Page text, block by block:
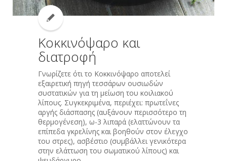
Κοκκινόψαρο και
διατροφή
Γνωρίζετε ότι το Κοκκινόψαρο αποτελεί
εξαιρετική πηγή τεσσάρων ουσιωδών
συστατικών για τη μείωση του κοιλιακού
λίπους. Συγκεκριμένα, περιέχει: πρωτεΐνες
αργής διάσπασης (αυξάνουν περισσότερο τη
θερμογένεση), ω-3 λιπαρά (ελαττώνουν τα
επίπεδα γκρελίνης και βοηθούν στον έλεγχο
του στρες), ασβέστιο (συμβάλλει γενικότερα
στην ελάττωση του σωματικού λίπους) και